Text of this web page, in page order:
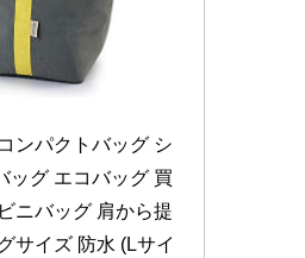
ンパクトバッグ シ
ッグ エコバッグ 買
ニバッグ 肩から提
サイズ 防水 (Lサイ